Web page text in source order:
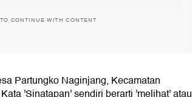
CONTINUE WITH CONTENT
Partungko Naginjang, Kecamatan